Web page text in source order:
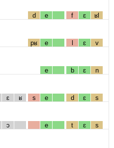
d e f ɛ ʁl
pʁ e l ɛ v
e b ɛ n
ɛ ʁ s e d ɛ s
ɔ e t ɛ s